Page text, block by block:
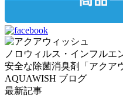
ノロウィルス・インフルエ
安全な除菌消臭剤「アクア
AQUAWISH ブログ
最新記事